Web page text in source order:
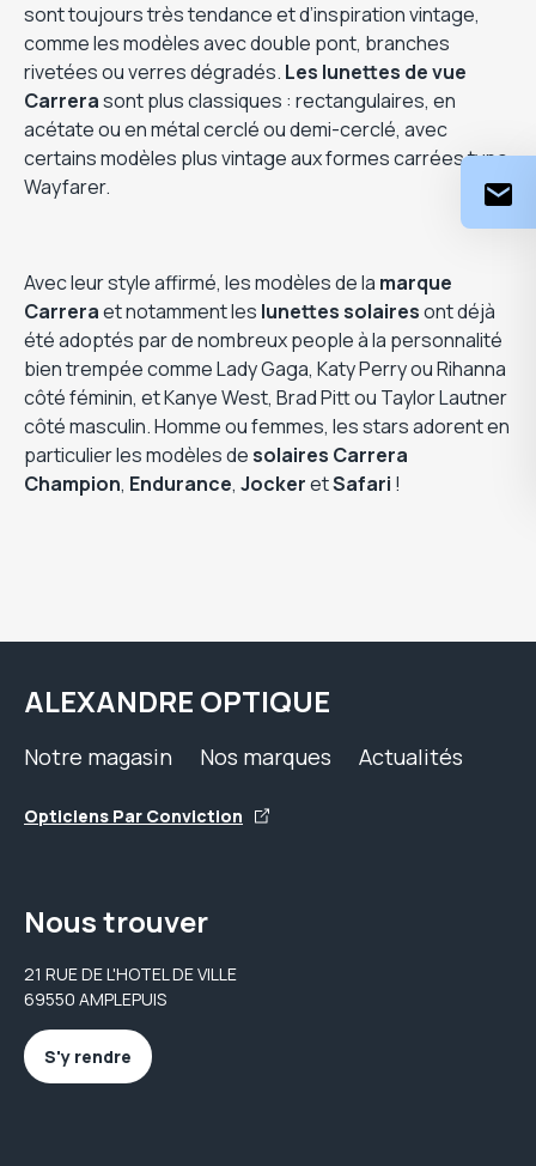
sont toujours très tendance et d’inspiration vintage,
comme les modèles avec double pont, branches
rivetées ou verres dégradés. Les lunettes de vue
Carrerasont plus classiques : rectangulaires, en
acétate ou en métal cerclé ou demi-cerclé, avec
certains modèles plus vintage aux formes carrées type
Wayfarer.
Avec leur style affirmé, les modèles de la marque
Carreraet notamment les lunettes solairesont déjà
été adoptés par de nombreux people à la personnalité
bien trempée comme Lady Gaga, Katy Perry ou Rihanna
côté féminin, et Kanye West, Brad Pitt ou Taylor Lautner
côté masculin. Homme ou femmes, les stars adorent en
particulier les modèles desolaires Carrera
Champion, Endurance, JockeretSafari !
ALEXANDRE OPTIQUE
Notre magasin Nos marques Actualités
Opticiens Par Conviction
Nous trouver
21 RUE DE L'HOTEL DE VILLE
69550 AMPLEPUIS
S'y rendre